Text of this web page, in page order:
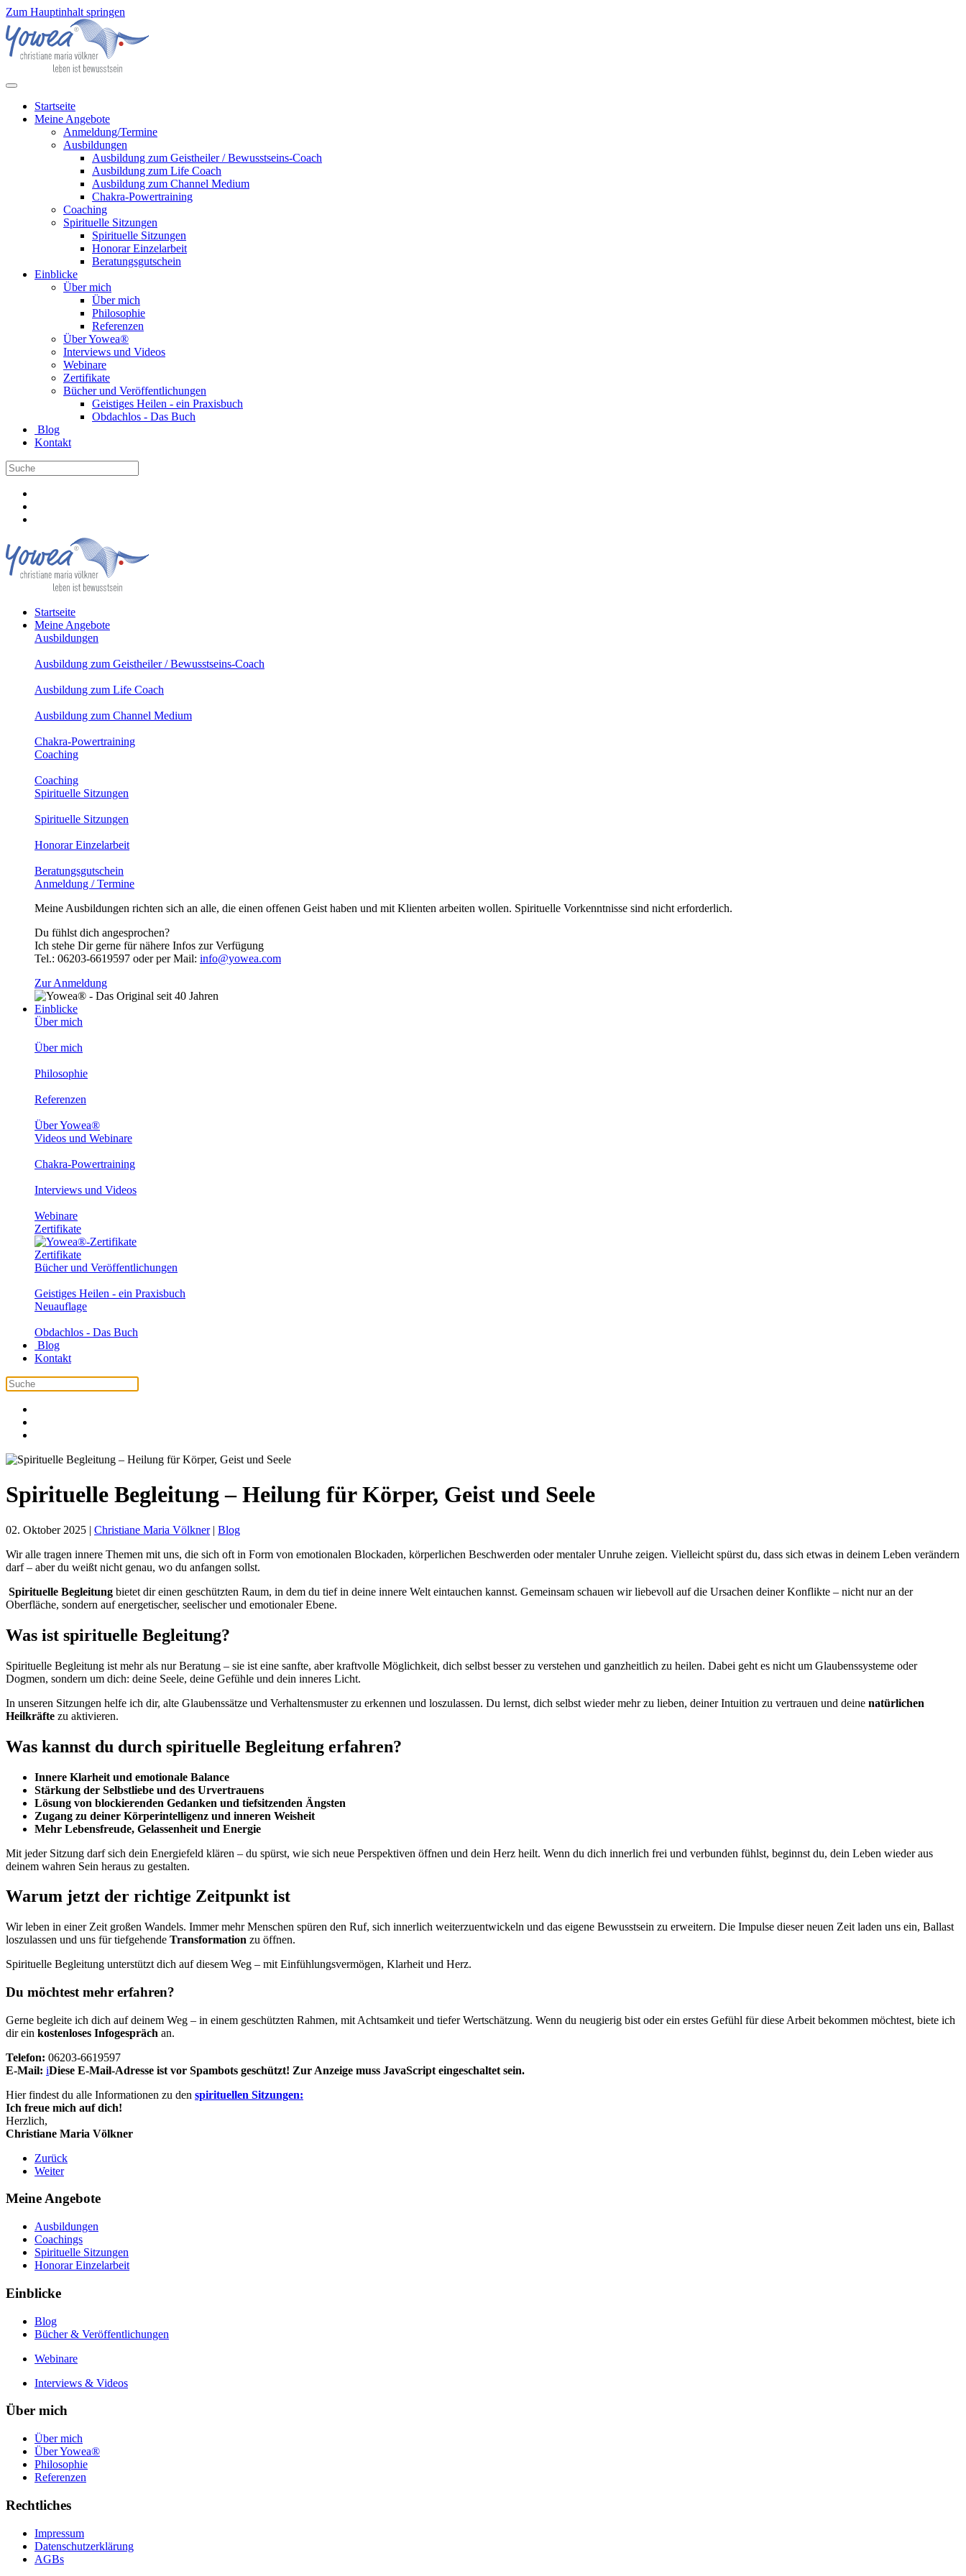
Zum Hauptinhalt springen
Startseite
Meine Angebote
Anmeldung/Termine
Ausbildungen
Ausbildung zum Geistheiler / Bewusstseins-Coach
Ausbildung zum Life Coach
Ausbildung zum Channel Medium
Chakra-Powertraining
Coaching
Spirituelle Sitzungen
Spirituelle Sitzungen
Honorar Einzelarbeit
Beratungsgutschein
Einblicke
Über mich
Über mich
Philosophie
Referenzen
Über Yowea®
Interviews und Videos
Webinare
Zertifikate
Bücher und Veröffentlichungen
Geistiges Heilen - ein Praxisbuch
Obdachlos - Das Buch
Blog
Kontakt
Startseite
Meine Angebote
Ausbildungen
Ausbildung zum Geistheiler / Bewusstseins-Coach
Ausbildung zum Life Coach
Ausbildung zum Channel Medium
Chakra-Powertraining
Coaching
Coaching
Spirituelle Sitzungen
Spirituelle Sitzungen
Honorar Einzelarbeit
Beratungsgutschein
Anmeldung / Termine
Meine Ausbildungen richten sich an alle, die einen offenen Geist haben und mit Klienten arbeiten wollen. Spirituelle Vorkenntnisse sind nicht erforderlich.
Du fühlst dich angesprochen?
Ich stehe Dir gerne für nähere Infos zur Verfügung
Tel.: 06203-6619597 oder per Mail: info@yowea.com
Zur Anmeldung
Einblicke
Über mich
Über mich
Philosophie
Referenzen
Über Yowea®
Videos und Webinare
Chakra-Powertraining
Interviews und Videos
Webinare
Zertifikate
Zertifikate
Bücher und Veröffentlichungen
Geistiges Heilen - ein Praxisbuch
Neuauflage
Obdachlos - Das Buch
Blog
Kontakt
Spirituelle Begleitung – Heilung für Körper, Geist und Seele
02. Oktober 2025 | Christiane Maria Völkner| Blog
Wir alle tragen innere Themen mit uns, die sich oft in Form von emotionalen Blockaden, körperlichen Beschwerden oder mentaler Unruhe zeigen. Vielleicht spürst du, dass sich etwas in deinem Leben verändern
darf – aber du weißt nicht genau, wo du anfangen sollst.
Spirituelle Begleitung bietet dir einen geschützten Raum, in dem du tief in deine innere Welt eintauchen kannst. Gemeinsam schauen wir liebevoll auf die Ursachen deiner Konflikte – nicht nur an der
Oberfläche, sondern auf energetischer, seelischer und emotionaler Ebene.
Was ist spirituelle Begleitung?
Spirituelle Begleitung ist mehr als nur Beratung – sie ist eine sanfte, aber kraftvolle Möglichkeit, dich selbst besser zu verstehen und ganzheitlich zu heilen. Dabei geht es nicht um Glaubenssysteme oder
Dogmen, sondern um dich: deine Seele, deine Gefühle und dein inneres Licht.
In unseren Sitzungen helfe ich dir, alte Glaubenssätze und Verhaltensmuster zu erkennen und loszulassen. Du lernst, dich selbst wieder mehr zu lieben, deiner Intuition zu vertrauen und deine natürlichen
Heilkräfte zu aktivieren.
Was kannst du durch spirituelle Begleitung erfahren?
Innere Klarheit und emotionale Balance
Stärkung der Selbstliebe und des Urvertrauens
Lösung von blockierenden Gedanken und tiefsitzenden Ängsten
Zugang zu deiner Körperintelligenz und inneren Weisheit
Mehr Lebensfreude, Gelassenheit und Energie
Mit jeder Sitzung darf sich dein Energiefeld klären – du spürst, wie sich neue Perspektiven öffnen und dein Herz heilt. Wenn du dich innerlich frei und verbunden fühlst, beginnst du, dein Leben wieder aus
deinem wahren Sein heraus zu gestalten.
Warum jetzt der richtige Zeitpunkt ist
Wir leben in einer Zeit großen Wandels. Immer mehr Menschen spüren den Ruf, sich innerlich weiterzuentwickeln und das eigene Bewusstsein zu erweitern. Die Impulse dieser neuen Zeit laden uns ein, Ballast
loszulassen und uns für tiefgehende Transformation zu öffnen.
Spirituelle Begleitung unterstützt dich auf diesem Weg – mit Einfühlungsvermögen, Klarheit und Herz.
Du möchtest mehr erfahren?
Gerne begleite ich dich auf deinem Weg – in einem geschützten Rahmen, mit Achtsamkeit und tiefer Wertschätzung. Wenn du neugierig bist oder ein erstes Gefühl für diese Arbeit bekommen möchtest, biete ich
dir ein kostenloses Infogespräch an.
Telefon: 06203-6619597
E-Mail: iDiese E-Mail-Adresse ist vor Spambots geschützt! Zur Anzeige muss JavaScript eingeschaltet sein.
Hier findest du alle Informationen zu den spirituellen Sitzungen:
Ich freue mich auf dich!
Herzlich,
Christiane Maria Völkner
Zurück
Weiter
Meine Angebote
Ausbildungen
Coachings
Spirituelle Sitzungen
Honorar Einzelarbeit
Einblicke
Blog
Bücher & Veröffentlichungen
Webinare
Interviews & Videos
Über mich
Über mich
Über Yowea®
Philosophie
Referenzen
Rechtliches
Impressum
Datenschutzerklärung
AGBs